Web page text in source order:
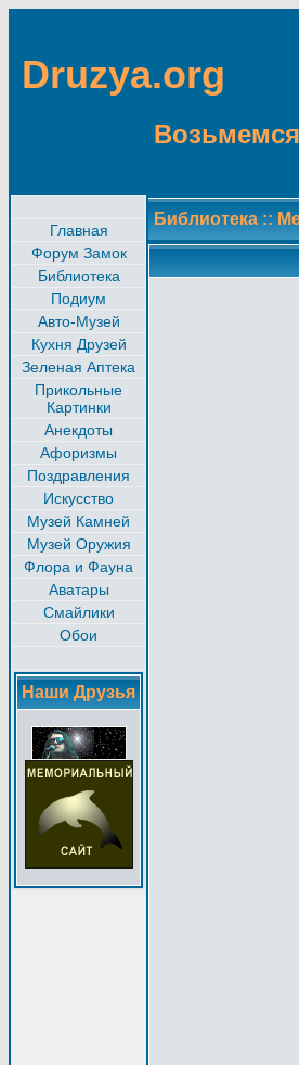
Druzya.org
Главная
Форум Замок
Библиотека
Подиум
Авто-Музей
Кухня Друзей
Зеленая Аптека
Прикольные
Картинки
Анекдоты
Афоризмы
Поздравления
Искусство
Музей Камней
Музей Оружия
Флора и Фауна
Аватары
Смайлики
Обои
Наши Друзья
Библиотека ::